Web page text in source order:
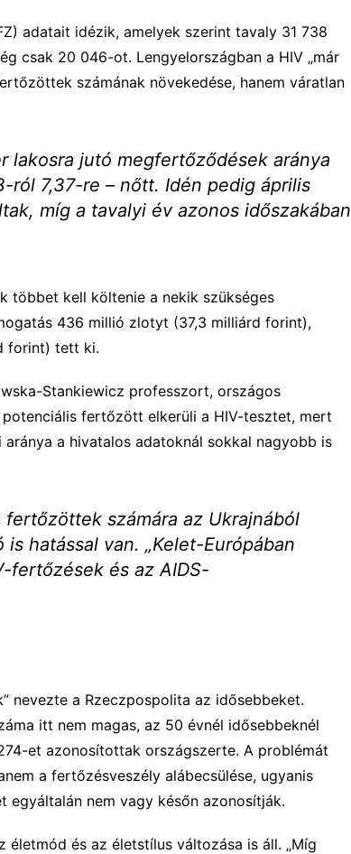
adatait idézik, amelyek szerint tavaly 31 738
csak 20 046-ot. Lengyelországban a HIV „már
számának növekedése, hanem váratlan
lakosra jutó megfertőződések aránya
ról 7,37-re – nőtt. Idén pedig április
míg a tavalyi év azonos időszakában
többet kell költenie a nekik szükséges
436 millió zlotyt (37,3 milliárd forint),
forint) tett ki.
Stankiewicz professzort, országos
fertőzött elkerüli a HIV-tesztet, mert
a hivatalos adatoknál sokkal nagyobb is
számára az Ukrajnából
hatással van. „Kelet-Európában
fertőzések és az AIDS-
nevezte a Rzeczpospolita az idősebbeket.
itt nem magas, az 50 évnél idősebbeknél
et azonosítottak országszerte. A problémát
a fertőzésveszély alábecsülése, ugyanis
nem vagy későn azonosítják.
és az életstílus változása is áll. „Míg